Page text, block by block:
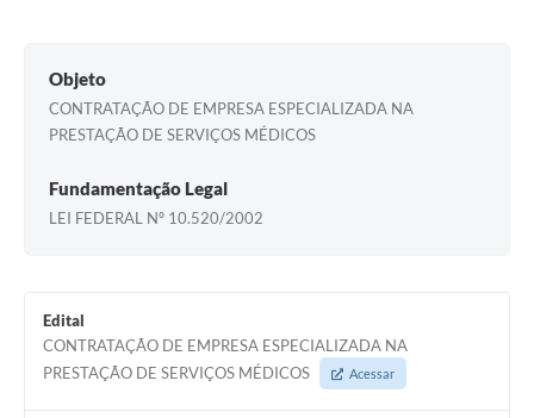
Objeto
CONTRATAÇÃO DE EMPRESA ESPECIALIZADA NA
PRESTAÇÃO DE SERVIÇOS MÉDICOS
Fundamentação Legal
LEI FEDERAL Nº 10.520/2002
Edital
CONTRATAÇÃO DE EMPRESA ESPECIALIZADA NA
PRESTAÇÃO DE SERVIÇOS MÉDICOS
Acessar